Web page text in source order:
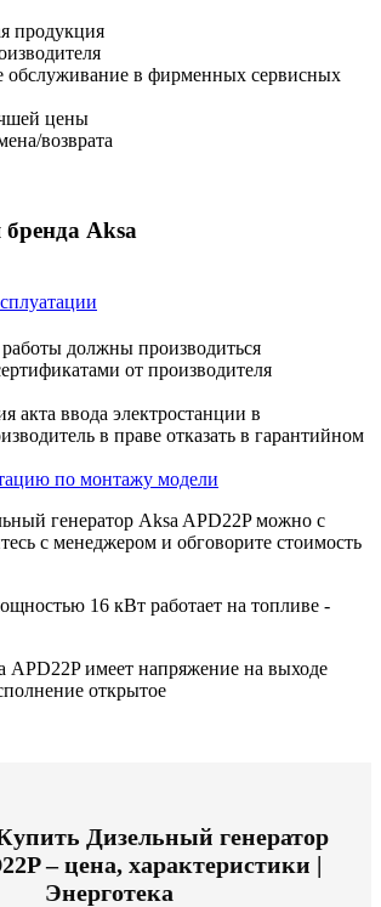
продукция
обслуживание в фирменных сервисных
цены
возврата
Aksa
должны производиться
от производителя
акта ввода электростанции в
в праве отказать в гарантийном
по монтажу модели
генератор Aksa APD22P можно с
с менеджером и обговорите стоимость
16 кВт работает на топливе -
APD22P имеет напряжение на выходе
открытое
Дизельный генератор
– цена, характеристики |
Энерготека